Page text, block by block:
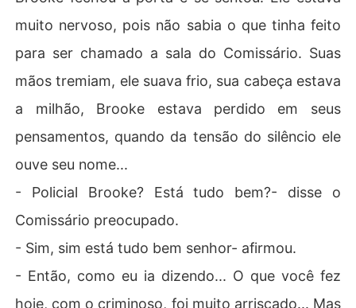
muito nervoso, pois não sabia o que tinha feito
para ser chamado a sala do Comissário. Suas
mãos tremiam, ele suava frio, sua cabeça estava
a milhão, Brooke estava perdido em seus
pensamentos, quando da tensão do silêncio ele
ouve seu nome...
- Policial Brooke? Está tudo bem?- disse o
Comissário preocupado.
- Sim, sim está tudo bem senhor- afirmou.
- Então, como eu ia dizendo... O que você fez
hoje, com o criminoso, foi muito arriscado... Mas